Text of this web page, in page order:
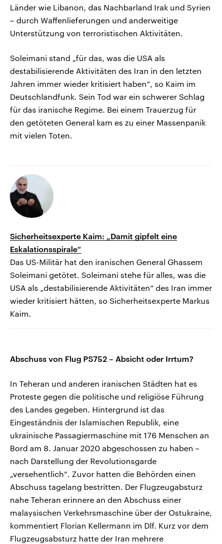
Länder wie Libanon, das Nachbarland Irak und Syrien
– durch Waffenlieferungen und anderweitige
Unterstützung von terroristischen Aktivitäten.
Soleimani stand „für das, was die USA als
destabilisierende Aktivitäten des Iran in den letzten
Jahren immer wieder kritisiert haben“, so Kaim im
Deutschlandfunk. Sein Tod war ein schwerer Schlag
für das iranische Regime. Bei einem Trauerzug für
den getöteten General kam es zu einer Massenpanik
mit vielen Toten.
Sicherheitsexperte Kaim: „Damit gipfelt eine
Eskalationsspirale“
Das US-Militär hat den iranischen General Ghassem
Soleimani getötet. Soleimani stehe für alles, was die
USA als „destabilisierende Aktivitäten“ des Iran immer
wieder kritisiert hätten, so Sicherheitsexperte Markus
Kaim.
Abschuss von Flug PS752 – Absicht oder Irrtum?
In Teheran und anderen iranischen Städten hat es
Proteste gegen die politische und religiöse Führung
des Landes gegeben. Hintergrund ist das
Eingeständnis der Islamischen Republik, eine
ukrainische Passagiermaschine mit 176 Menschen an
Bord am 8. Januar 2020 abgeschossen zu haben –
nach Darstellung der Revolutionsgarde
„versehentlich“. Zuvor hatten die Behörden einen
Abschuss tagelang bestritten. Der Flugzeugabsturz
nahe Teheran erinnere an den Abschuss einer
malaysischen Verkehrsmaschine über der Ostukraine,
kommentiert Florian Kellermann im Dlf. Kurz vor dem
Flugzeugsabsturz hatte der Iran mehrere